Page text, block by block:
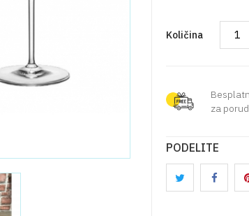
Količina
za
PODELITE